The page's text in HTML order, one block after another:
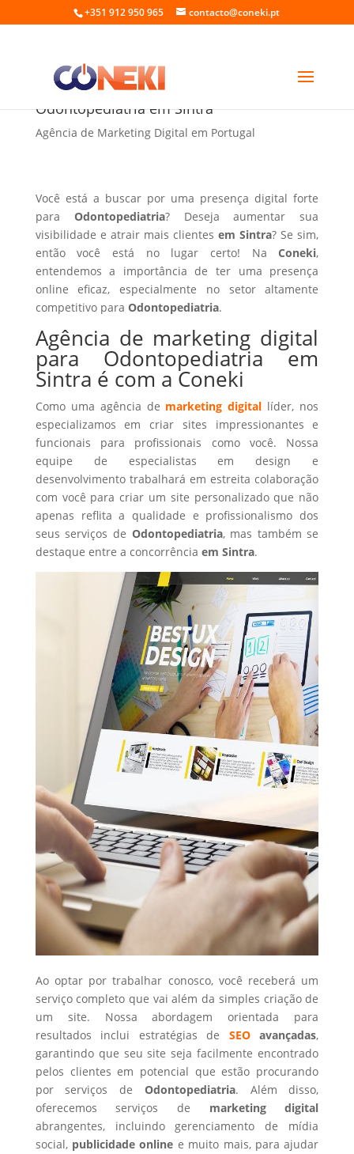
+351 912 950 965 contacto@coneki.pt
Agência de marketing digital para
Odontopediatria em Sintra
Agência de Marketing Digital em Portugal
Você está a buscar por uma presença digital forte
para Odontopediatria? Deseja aumentar sua
visibilidade e atrair mais clientesem Sintra? Se sim,
então você está no lugar certo! NaConeki,
entendemos a importância de ter uma presença
online eficaz, especialmente no setor altamente
competitivo para Odontopediatria.
Agência de marketing digital
para Odontopediatria em
Sintra é com a Coneki
Como uma agência de marketing digital líder, nos
especializamos em criar sites impressionantes e
funcionais para profissionais como você. Nossa
equipe de especialistas em design e
desenvolvimento trabalhará em estreita colaboração
com você para criar um site personalizado que não
apenas reflita a qualidade e profissionalismo dos
seus serviços de Odontopediatria, mas também se
destaque entre a concorrência em Sintra.
Ao optar por trabalhar conosco, você receberá um
serviço completo que vai além da simples criação de
um site. Nossa abordagem orientada para
resultados inclui estratégias de SEOavançadas,
garantindo que seu site seja facilmente encontrado
pelos clientes em potencial que estão procurando
por serviços de Odontopediatria. Além disso,
oferecemos serviços de marketing digital
abrangentes, incluindo gerenciamento de mídia
social, publicidade online e muito mais, para ajudar